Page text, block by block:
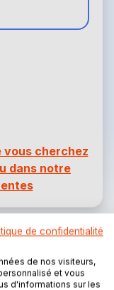
vous cherchez
dans notre
de confidentialité
de nos visiteurs,
et vous
d'informations sur les